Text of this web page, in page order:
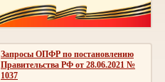
Запросы ОПФР по постановлению
Правительства РФ от 28.06.2021 №
1037